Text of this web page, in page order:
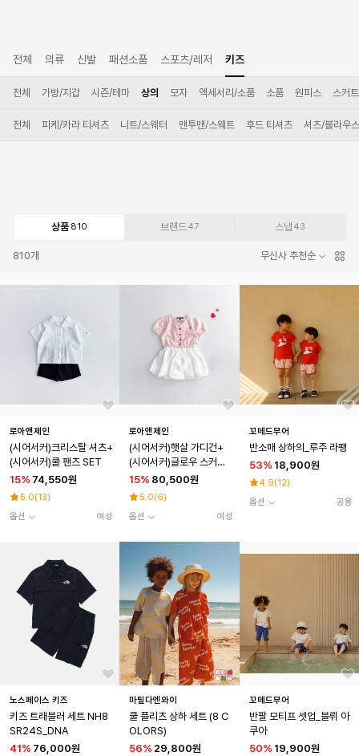
전체 의류 신발 패션소품 스포츠/레저 키즈
전체 가방/지갑 시즌/테마 상의 모자 액세서리/소품 소품 원피스 스커트
전체 피케/카라 티셔츠 니트/스웨터 맨투맨/스웨트 후드 티셔츠 셔츠/블라우스
상품 810 브랜드47 스냅 43
810개 무신사 추천순
로아앤제인
(시어서커)크리스탈 셔츠+
(시어서커)쿨 팬츠 SET
15% 74,550원
5.0(13)
옵션
여성
로아앤제인
(시어서커)햇살 가디건+
(시어서커)글로우 스커트
SET
15% 80,500원
5.0(6)
옵션
여성
꼬떼드무어
반소매 상하의_루주 라팽
53% 18,900원
4.9(12)
옵션
공용
노스페이스 키즈
키즈 트래블러 세트 NH8
SR24S_DNA
41% 76,000원
마틸다엔와이
쿨 플리츠 상하 세트 (8 C
OLORS)
56% 29,800원
꼬떼드무어
반팔 모티프 셋업_블뤼 아
쿠아
50% 19,900원